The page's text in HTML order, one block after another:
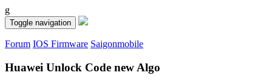
g
Toggle navigation
Forum IOS Firmware Saigonmobile
Huawei Unlock Code new Algo